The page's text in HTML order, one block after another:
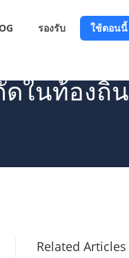
รองรับ
ใช้ตอนนี้
ดในท้องถิ่น
Related Articles